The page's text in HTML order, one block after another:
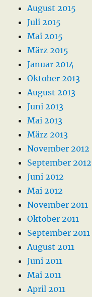
August 2015
Juli 2015
Mai 2015
März 2015
Januar 2014
Oktober 2013
August 2013
Juni 2013
Mai 2013
März 2013
November 2012
September 2012
Juni 2012
Mai 2012
November 2011
Oktober 2011
September 2011
August 2011
Juni 2011
Mai 2011
April 2011